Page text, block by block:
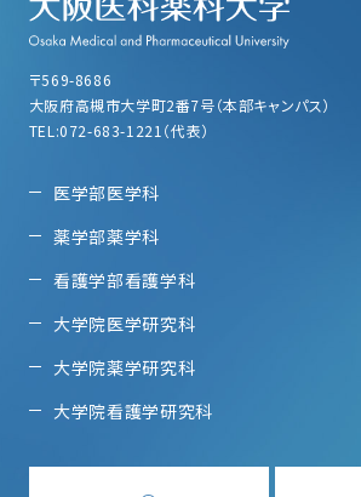
〒569-8686
大阪府高槻市大学町2番7号（本部キャンパス）
TEL:072-683-1221（代表）
医学部医学科
薬学部薬学科
看護学部看護学科
大学院医学研究科
大学院薬学研究科
大学院看護学研究科